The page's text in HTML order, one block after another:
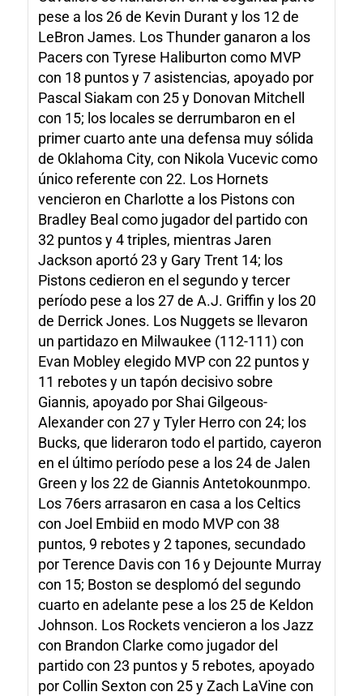
pese a los 26 de Kevin Durant y los 12 de
LeBron James. Los Thunder ganaron a los
Pacers con Tyrese Haliburton como MVP
con 18 puntos y 7 asistencias, apoyado por
Pascal Siakam con 25 y Donovan Mitchell
con 15; los locales se derrumbaron en el
primer cuarto ante una defensa muy sólida
de Oklahoma City, con Nikola Vucevic como
único referente con 22. Los Hornets
vencieron en Charlotte a los Pistons con
Bradley Beal como jugador del partido con
32 puntos y 4 triples, mientras Jaren
Jackson aportó 23 y Gary Trent 14; los
Pistons cedieron en el segundo y tercer
período pese a los 27 de A.J. Griffin y los 20
de Derrick Jones. Los Nuggets se llevaron
un partidazo en Milwaukee (112-111) con
Evan Mobley elegido MVP con 22 puntos y
11 rebotes y un tapón decisivo sobre
Giannis, apoyado por Shai Gilgeous-
Alexander con 27 y Tyler Herro con 24; los
Bucks, que lideraron todo el partido, cayeron
en el último período pese a los 24 de Jalen
Green y los 22 de Giannis Antetokounmpo.
Los 76ers arrasaron en casa a los Celtics
con Joel Embiid en modo MVP con 38
puntos, 9 rebotes y 2 tapones, secundado
por Terence Davis con 16 y Dejounte Murray
con 15; Boston se desplomó del segundo
cuarto en adelante pese a los 25 de Keldon
Johnson. Los Rockets vencieron a los Jazz
con Brandon Clarke como jugador del
partido con 23 puntos y 5 rebotes, apoyado
por Collin Sexton con 25 y Zach LaVine con